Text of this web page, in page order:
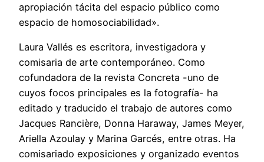
apropiación tácita del espacio público como
espacio de homosociabilidad».
Laura Vallés es escritora, investigadora y
comisaria de arte contemporáneo. Como
cofundadora de la revista Concreta -uno de
cuyos focos principales es la fotografía- ha
editado y traducido el trabajo de autores como
Jacques Rancière, Donna Haraway, James Meyer,
Ariella Azoulay y Marina Garcés, entre otras. Ha
comisariado exposiciones y organizado eventos